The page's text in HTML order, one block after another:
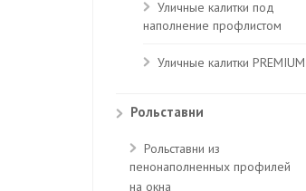
Уличные калитки под
наполнение профлистом
Уличные калитки PREMIUM
Рольставни
Рольставни из
пенонаполненных профилей
на окна